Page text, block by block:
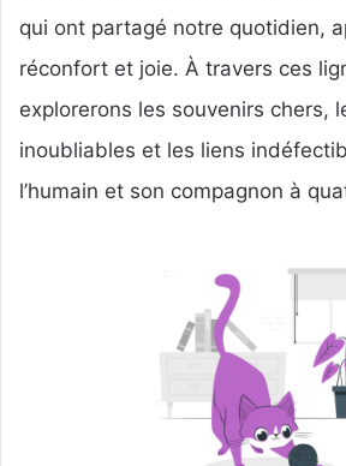
qui ont partagé notre quotidien,
réconfort et joie. À travers ces
explorerons les souvenirs chers,
inoubliables et les liens
l’humain et son compagnon à